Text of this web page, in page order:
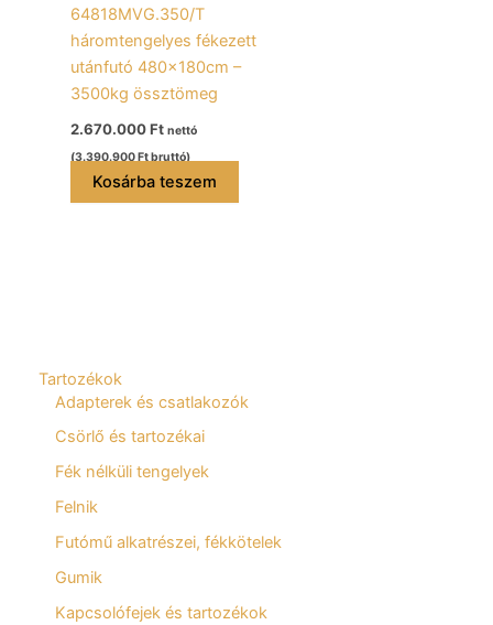
Tartozékok
Adapterek és csatlakozók
Csörlő és tartozékai
Fék nélküli tengelyek
Felnik
Futómű alkatrészei, fékkötelek
Gumik
Kapcsolófejek és tartozékok
64818MVG.350/T
háromtengelyes fékezett
utánfutó 480x180cm –
3500kg össztömeg
2.670.000Ft nettó
(3.390.900Ftbruttó)
Kosárba teszem